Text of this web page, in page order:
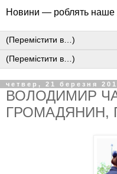
Новини — роблять наше
четвер, 21 березня
ВОЛОДИМИР
ГРОМАДЯНИН,